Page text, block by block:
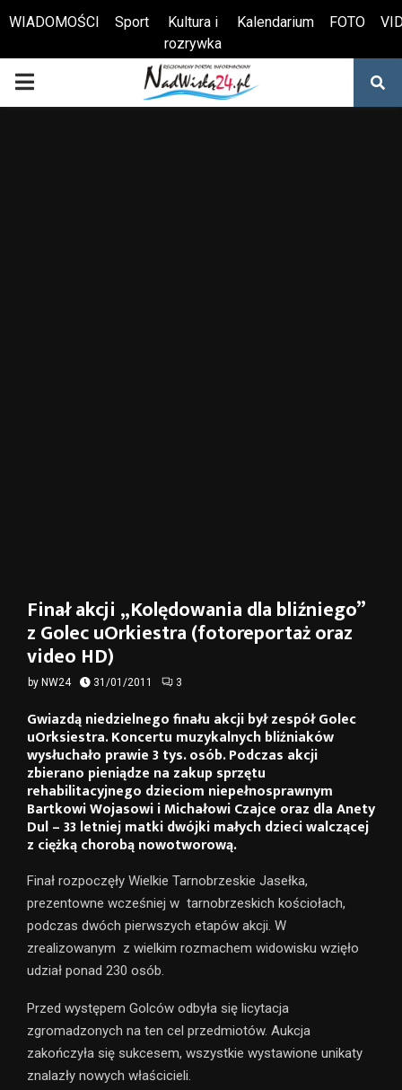
Otwórz pasek narzędzi
WIADOMOŚCI Sport
Kultura i
rozrywka
Kalendarium FOTO
PRIMARY
Finał akcji „Kolędowania dla bliźniego”
z Golec uOrkiestra (fotoreportaż oraz
video HD)
by NW24 31/01/2011 3
Gwiazdą niedzielnego finału akcji był zespół Golec
uOrksiestra. Koncertu muzykalnych bliźniaków
wysłuchało prawie 3 tys. osób. Podczas akcji
zbierano pieniądze na zakup sprzętu
rehabilitacyjnego dzieciom niepełnosprawnym
Bartkowi Wojasowi i Michałowi Czajce oraz dla Anety
Dul – 33 letniej matki dwójki małych dzieci walczącej
z ciężką chorobą nowotworową.
Finał rozpoczęły Wielkie Tarnobrzeskie Jasełka,
prezentowne wcześniej w tarnobrzeskich kościołach,
podczas dwóch pierwszych etapów akcji. W
zrealizowanym z wielkim rozmachem widowisku wzięło
udział ponad 230 osób.
Przed występem Golców odbyła się licytacja
zgromadzonych na ten cel przedmiotów. Aukcja
zakończyła się sukcesem, wszystkie wystawione unikaty
znalazły nowych właścicieli.